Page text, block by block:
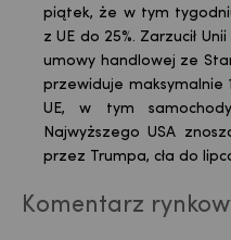
piątek, że w tym
z UE do 25%. Zarzucił
umowy handlowej ze
przewiduje maksymalnie
UE, w tym
Najwyższego USA
przez Trumpa, cła do
Komentarz